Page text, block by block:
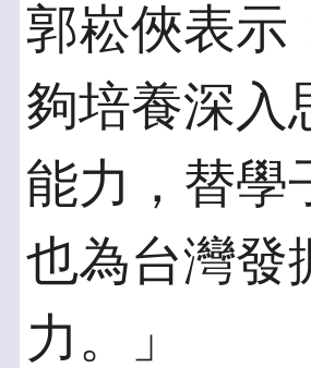
郭崧俠表示
夠培養深入
能力，替學
也為台灣發
力。」